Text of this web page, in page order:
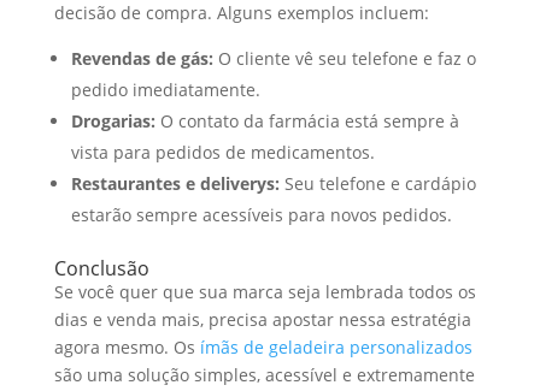
decisão de compra. Alguns exemplos incluem:
Revendas de gás: O cliente vê seu telefone e faz o
pedido imediatamente.
Drogarias: O contato da farmácia está sempre à
vista para pedidos de medicamentos.
Restaurantes e deliverys: Seu telefone e cardápio
estarão sempre acessíveis para novos pedidos.
Conclusão
Se você quer que sua marca seja lembrada todos os
dias e venda mais, precisa apostar nessa estratégia
agora mesmo. Os ímãs de geladeira personalizados
são uma solução simples, acessível e extremamente